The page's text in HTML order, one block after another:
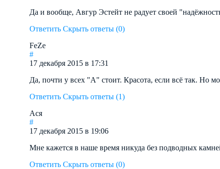
Да и вообще, Авгур Эстейт не радует своей
Ответить Скрыть ответы (0)
FeZe
#
17 декабря 2015 в 17:31
Да, почти у всех "А" стоит. Красота, если всё так. Но
Ответить Скрыть ответы (1)
Ася
#
17 декабря 2015 в 19:06
Мне кажется в наше время никуда без подводных
Ответить Скрыть ответы (0)